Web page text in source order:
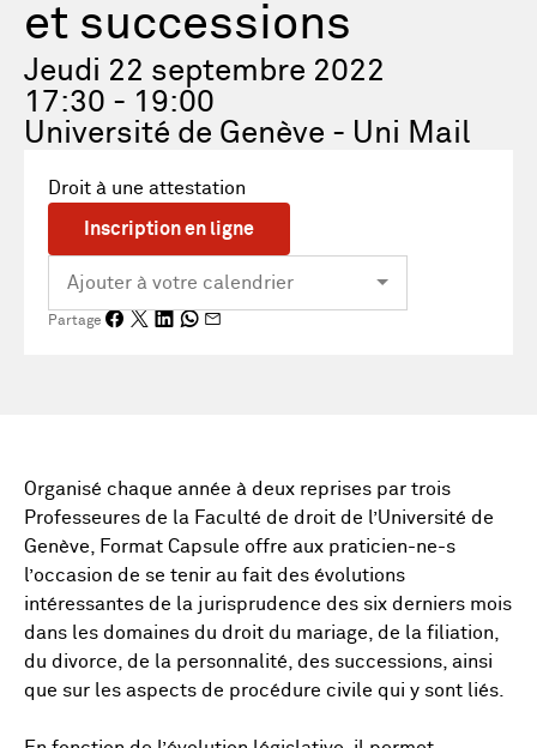
et successions
Jeudi 22 septembre 2022
17:30 - 19:00
Université de Genève - Uni Mail
Droit à une attestation
Inscription en ligne
Partage
Organisé chaque année à deux reprises par trois
Professeures de la Faculté de droit de l’Université de
Genève, Format Capsule offre aux praticien-ne-s
l’occasion de se tenir au fait des évolutions
intéressantes de la jurisprudence des six derniers mois
dans les domaines du droit du mariage, de la filiation,
du divorce, de la personnalité, des successions, ainsi
que sur les aspects de procédure civile qui y sont liés.